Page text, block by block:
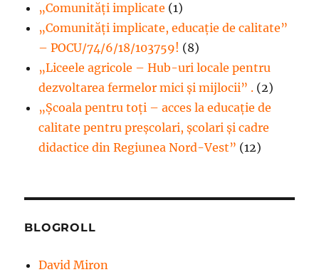
„Comunități implicate (1)
„Comunități implicate, educație de calitate”
– POCU/74/6/18/103759! (8)
„Liceele agricole – Hub-uri locale pentru
dezvoltarea fermelor mici şi mijlocii” . (2)
„Școala pentru toți – acces la educație de
calitate pentru preșcolari, școlari și cadre
didactice din Regiunea Nord-Vest” (12)
BLOGROLL
David Miron